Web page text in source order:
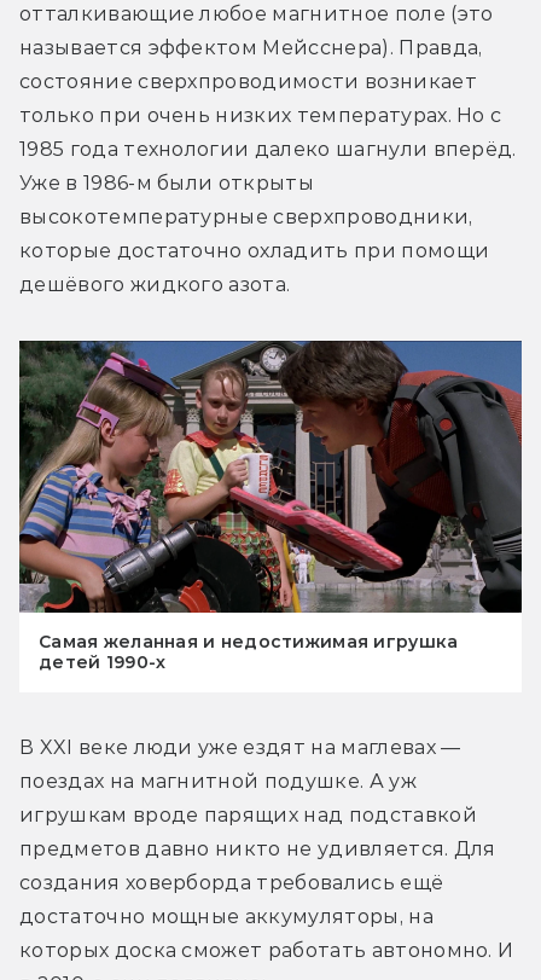
отталкивающие любое магнитное поле (это
называется эффектом Мейсснера). Правда,
состояние сверхпроводимости возникает
только при очень низких температурах. Но с
1985 года технологии далеко шагнули вперёд.
Уже в 1986-м были открыты
высокотемпературные сверхпроводники,
которые достаточно охладить при помощи
дешёвого жидкого азота.
Самая желанная и недостижимая игрушка
детей 1990-х
В XXI веке люди уже ездят на маглевах —
поездах на магнитной подушке. А уж
игрушкам вроде парящих над подставкой
предметов давно никто не удивляется. Для
создания ховерборда требовались ещё
достаточно мощные аккумуляторы, на
которых доска сможет работать автономно. И